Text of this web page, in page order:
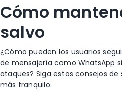
Cómo
salvo
¿Cómo pueden los usuarios
de mensajería como WhatsApp
ataques? Siga estos consejos
más tranquilo: